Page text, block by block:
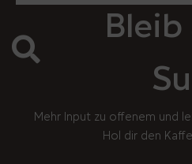
Mehr Input zu offenem und
Hol dir den